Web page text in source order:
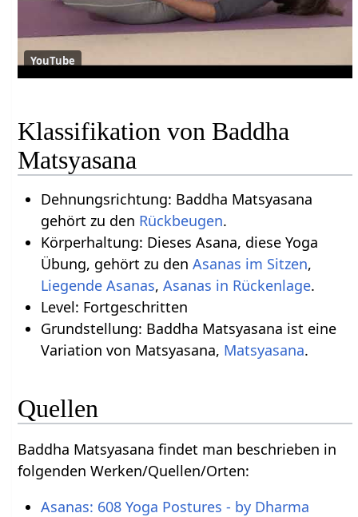
YouTube
Klassifikation von Baddha
Matsyasana
Dehnungsrichtung: Baddha Matsyasana
gehört zu den Rückbeugen.
Körperhaltung: Dieses Asana, diese Yoga
Übung, gehört zu den Asanas im Sitzen,
Liegende Asanas, Asanas in Rückenlage.
Level: Fortgeschritten
Grundstellung: Baddha Matsyasana ist eine
Variation von Matsyasana, Matsyasana.
Quellen
Baddha Matsyasana findet man beschrieben in
folgenden Werken/Quellen/Orten:
Asanas: 608 Yoga Postures - by Dharma